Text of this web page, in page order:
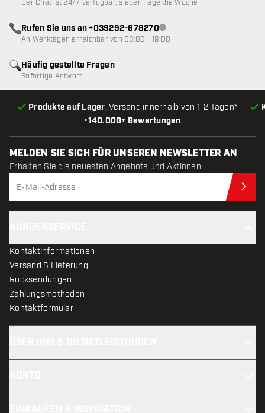
•140.000+ Bewertungen
Produkte auf Lager, Versand innerhalb von 1-2 Tagen*
Häufig gestellte Fragen
Sofortige Antwort
Der Chat ist 24/7 verfügbar, sieben Tage die Woche
Rufen Sie uns an +039292-678270Kundenservice nicht
An Werktagen erreichbar von 08:00 - 19:00
MELDEN SIE SICH FÜR UNSEREN NEWSLETTER AN
Erhalten Sie die neuesten Angebote und Aktionen
Kontaktinformationen
Versand & Lieferung
Rücksendungen
Zahlungsmethoden
Kontaktformular